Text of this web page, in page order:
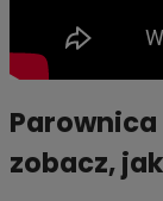
zobacz,